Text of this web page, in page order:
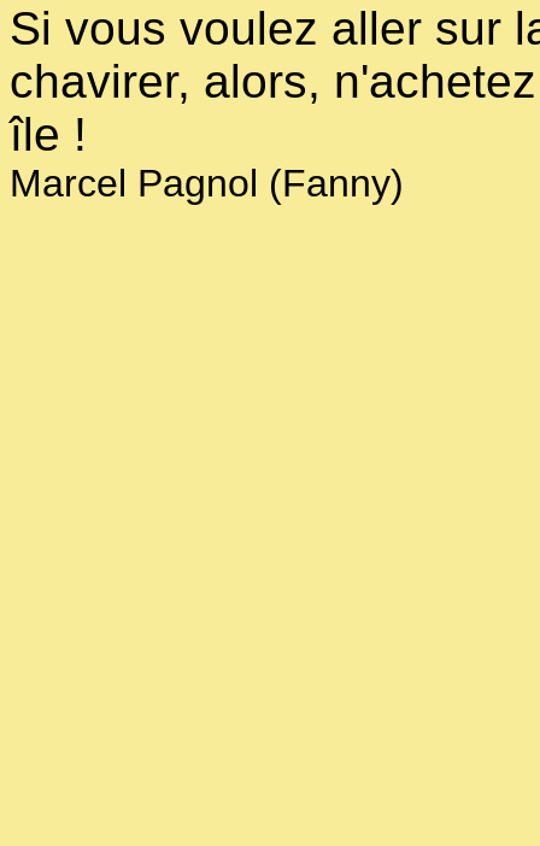
Si vous voulez aller sur
chavirer, alors,
île !
Marcel Pagnol (Fanny)